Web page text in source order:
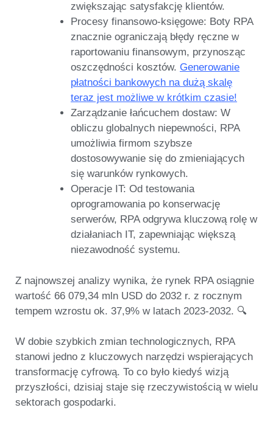
zwiększając satysfakcję klientów.
Procesy finansowo-księgowe: Boty RPA
znacznie ograniczają błędy ręczne w
raportowaniu finansowym, przynosząc
oszczędności kosztów. Generowanie
płatności bankowych na dużą skalę
teraz jest możliwe w krótkim czasie!
Zarządzanie łańcuchem dostaw: W
obliczu globalnych niepewności, RPA
umożliwia firmom szybsze
dostosowywanie się do zmieniających
się warunków rynkowych.
Operacje IT: Od testowania
oprogramowania po konserwację
serwerów, RPA odgrywa kluczową rolę w
działaniach IT, zapewniając większą
niezawodność systemu.
Z najnowszej analizy wynika, że rynek RPA osiągnie
wartość 66 079,34 mln USD do 2032 r. z rocznym
tempem wzrostu ok. 37,9% w latach 2023-2032. 🔍
W dobie szybkich zmian technologicznych, RPA
stanowi jedno z kluczowych narzędzi wspierających
transformację cyfrową. To co było kiedyś wizją
przyszłości, dzisiaj staje się rzeczywistością w wielu
sektorach gospodarki.